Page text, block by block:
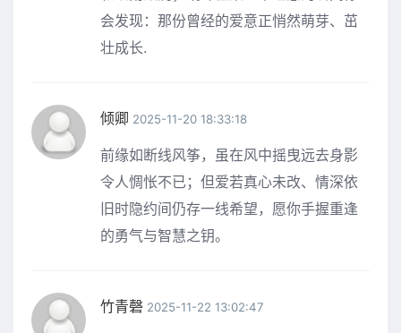
会发现：那份曾经的爱意正悄然萌芽、茁
壮成长.
倾卿 2025-11-20 18:33:18
前缘如断线风筝，虽在风中摇曳远去身影
令人惆怅不已；但爱若真心未改、情深依
旧时隐约间仍存一线希望，愿你手握重逢
的勇气与智慧之钥。
竹青磬 2025-11-22 13:02:47